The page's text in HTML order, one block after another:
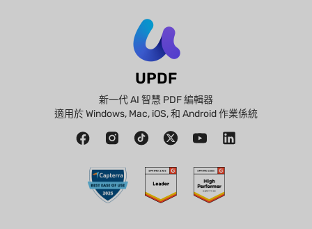
UPDF
新一代 AI 智慧 PDF 編輯器
適用於 Windows, Mac, iOS, 和 Android 作業係統